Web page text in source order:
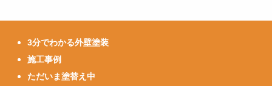
3分でわかる外壁塗装
施工事例
ただいま塗替え中